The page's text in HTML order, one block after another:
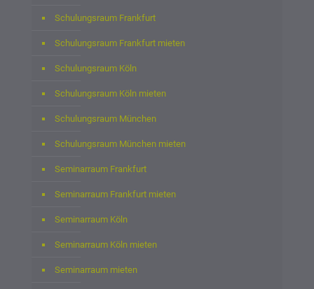
Schulungsraum Frankfurt
Schulungsraum Frankfurt mieten
Schulungsraum Köln
Schulungsraum Köln mieten
Schulungsraum München
Schulungsraum München mieten
Seminarraum Frankfurt
Seminarraum Frankfurt mieten
Seminarraum Köln
Seminarraum Köln mieten
Seminarraum mieten